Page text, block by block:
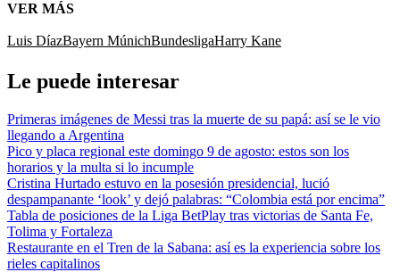
VER MÁS
Luis DíazBayern MúnichBundesligaHarry Kane
Le puede interesar
Primeras imágenes de Messi tras la muerte de su papá: así se le vio
llegando a Argentina
Pico y placa regional este domingo 9 de agosto: estos son los
horarios y la multa si lo incumple
Cristina Hurtado estuvo en la posesión presidencial, lució
despampanante ‘look’ y dejó palabras: “Colombia está por encima”
Tabla de posiciones de la Liga BetPlay tras victorias de Santa Fe,
Tolima y Fortaleza
Restaurante en el Tren de la Sabana: así es la experiencia sobre los
rieles capitalinos